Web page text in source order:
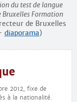
du test de langue
Bruxelles Formation
de Bruxelles
diaporama)
2012, fixe de
à la nationalité.